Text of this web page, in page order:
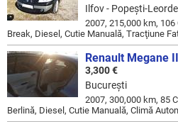
Ilfov - Popeşti-
2007, 215,000 km, 106
Break, Diesel, Cutie Manuală, Tracţiune
Renault Megane II
3,300 €
Bucureşti
2007, 300,000 km, 85
Berlină, Diesel, Cutie Manuală, Climă